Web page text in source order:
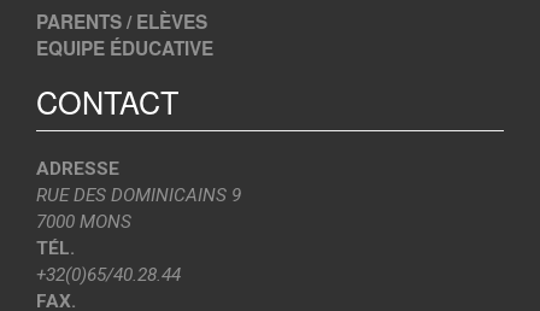
PARENTS / ELÈVES
EQUIPE ÉDUCATIVE
CONTACT
ADRESSE
RUE DES DOMINICAINS 9
7000 MONS
TÉL.
+32(0)65/40.28.44
FAX.